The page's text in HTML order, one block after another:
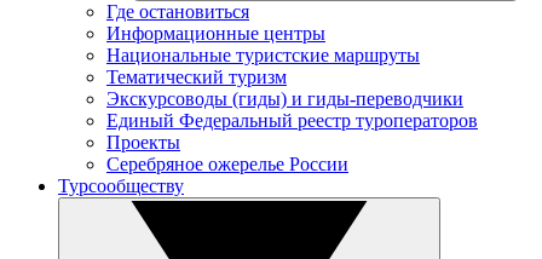
Где остановиться
Информационные центры
Национальные туристские маршруты
Тематический туризм
Экскурсоводы (гиды) и гиды-переводчики
Единый Федеральный реестр туроператоров
Проекты
Серебряное ожерелье России
Турсообществу